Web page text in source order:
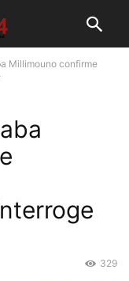
Millimouno confirme
329